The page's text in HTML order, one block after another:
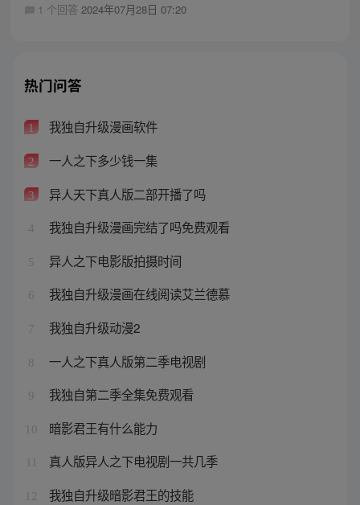
1 个回答 2024年07月28日 07:20
热门问答
1 我独自升级漫画软件
2 一人之下多少钱一集
3 异人天下真人版二部开播了吗
4 我独自升级漫画完结了吗免费观看
5 异人之下电影版拍摄时间
6 我独自升级漫画在线阅读艾兰德慕
7 我独自升级动漫2
8 一人之下真人版第二季电视剧
9 我独自第二季全集免费观看
10 暗影君王有什么能力
真人版异人之下电视剧一共几季
12 我独自升级暗影君王的技能